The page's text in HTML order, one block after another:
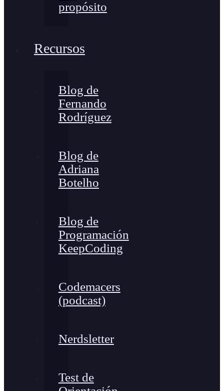
propósito
Recursos
Blog de
Fernando
Rodríguez
Blog de
Adriana
Botelho
Blog de
Programación
KeepCoding
Codemacers
(podcast)
Nerdsletter
Test de